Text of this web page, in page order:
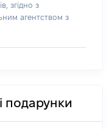
згідно з
агентством з
подарунки